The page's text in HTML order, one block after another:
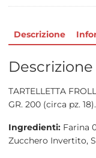
Descrizione
Descrizione
TARTELLETTA
GR. 200 (circa pz. 18).
Ingredienti:Farina
Zucchero Invertito,